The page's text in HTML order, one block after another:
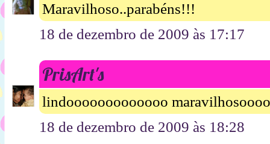
Maravilhoso..parabéns!!!
18 de dezembro de 2009 às 17:17
PrisArt's
lindooooooooooooo
18 de dezembro de 2009 às 18:28